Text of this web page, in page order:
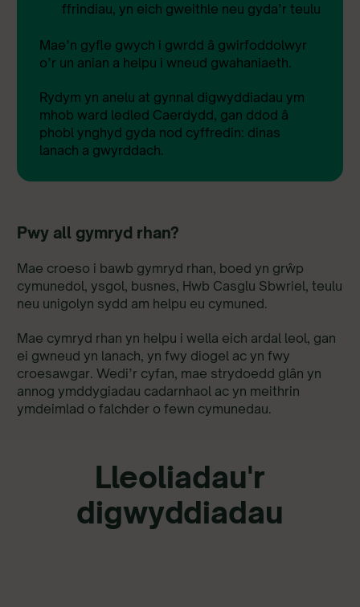
ffrindiau, yn eich gweithle neu gyda’r teulu
Mae’n gyfle gwych i gwrdd â gwirfoddolwyr
o’r un anian a helpu i wneud gwahaniaeth.
Rydym yn anelu at gynnal digwyddiadau ym
mhob ward ledled Caerdydd, gan ddod â
phobl ynghyd gyda nod cyffredin: dinas
lanach a gwyrddach.
Pwy all gymryd rhan?
Mae croeso i bawb gymryd rhan, boed yn grŵp
cymunedol, ysgol, busnes, Hwb Casglu Sbwriel, teulu
neu unigolyn sydd am helpu eu cymuned.
Mae cymryd rhan yn helpu i wella eich ardal leol, gan
ei gwneud yn lanach, yn fwy diogel ac yn fwy
croesawgar. Wedi’r cyfan, mae strydoedd glân yn
annog ymddygiadau cadarnhaol ac yn meithrin
ymdeimlad o falchder o fewn cymunedau.
Lleoliadau'r
digwyddiadau